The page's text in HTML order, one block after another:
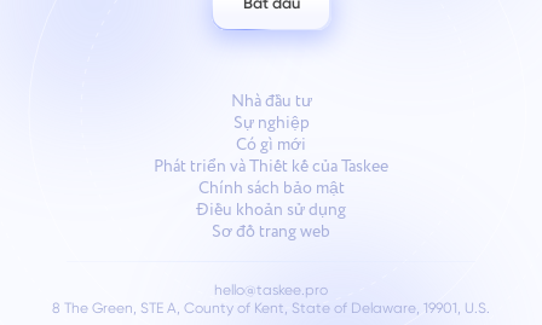
Nhà đầu tư
Sự nghiệp
Có gì mới
Phát triển và Thiết kế của Taskee
Chính sách bảo mật
Điều khoản sử dụng
Sơ đồ trang web
hello@taskee.pro
8 The Green, STE A, County of Kent, State of Delaware, 19901, U.S.